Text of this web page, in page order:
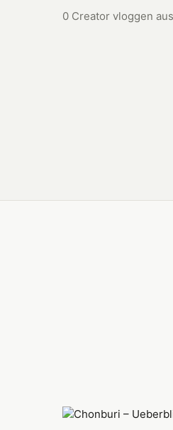
0 Creator vloggen